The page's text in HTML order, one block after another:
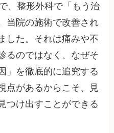
、整形外科で「もう治
当院の施術で改善され
した。それは痛みや不
るのではなく、なぜそ
」を徹底的に追究する
点があるからこそ、見
つけ出すことができる